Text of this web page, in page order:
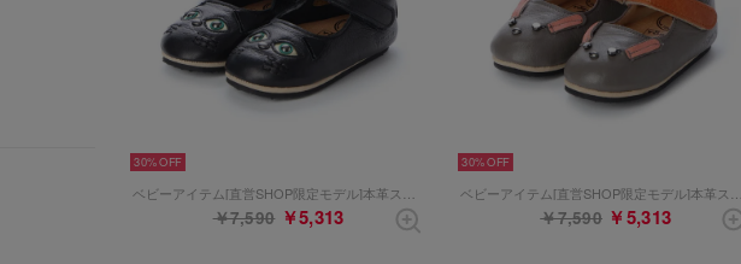
30%
￥7,590 ￥5,313
30%
￥7,590 ￥5,313